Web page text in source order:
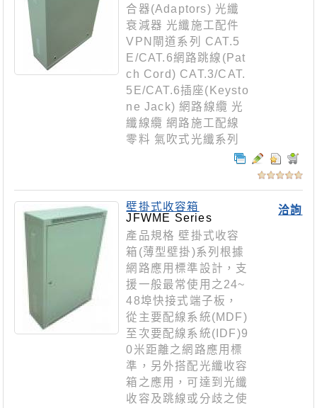
合器(Adaptors) 光纖
衰減器 光纖施工配件
VPN閘道系列 CAT.5
E/CAT.6網路跳線(Pat
ch Cord) CAT.3/CAT.
5E/CAT.6插座(Keysto
ne Jack) 網路線纜 光
纖線纜 網路施工配線
零料 氣吹式光纖系列
洽詢
壁掛式收容箱
JFWME Series
產品規格 壁掛式收容
箱(薄型壁掛)系列根據
網路應用標準設計，支
援一般最常使用之24~
48埠快接式端子板，
從主要配線系統(MDF)
至次要配線系統(IDF)9
0米距離之網路應用標
準，另外搭配光纖收容
箱之應用，可達到光纖
收容及跳線或分歧之使